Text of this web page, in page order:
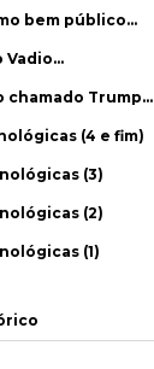
bem público…
Vadio…
chamado Trump…
(4 e fim)
(3)
(2)
(1)